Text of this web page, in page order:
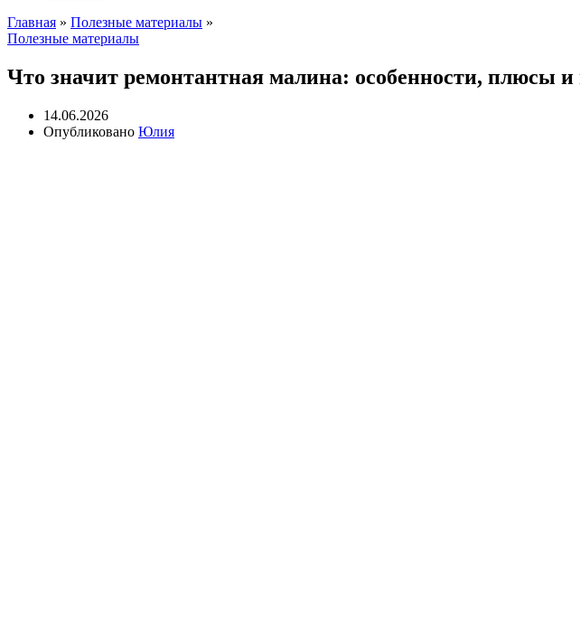
Главная » Полезные материалы »
Полезные материалы
Что значит ремонтантная малина: особенности, плюсы
14.06.2026
Опубликовано Юлия